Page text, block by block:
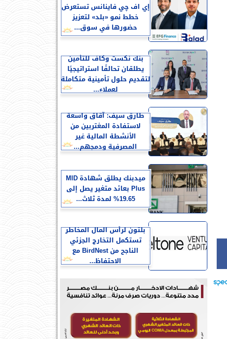
إي اف چي فاينانس تستعرض
خطط نمو «بلد» لتعزيز
حضورها في سوق...
بنك نكست وكاف للتأمين
يطلقان تحالفًا استراتيجيًا
لتقديم حلول تأمينية متكاملة
لعملاء...
طارق سيف: آقاق واسعة
لاستفادة المغتربين من
الأنشطة المالية غير
المصرفية ودمجهم...
ميدبنك يطلق شهادة MID
Plus بعائد متغير يصل إلى
19.65% لمدة ثلاث...
بلتون لرأس المال المخاطر
تستكمل التخارج الجزئي
الناجح من BirdNest مع
الاحتفاظ...